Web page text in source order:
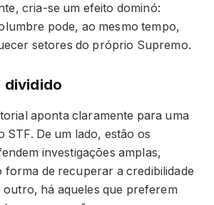
cria-se um efeito dominó:
pode, ao mesmo tempo,
setores do próprio Supremo.
dividido
aponta claramente para uma
STF. De um lado, estão os
investigações amplas,
forma de recuperar a credibilidade
outro, há aqueles que preferem